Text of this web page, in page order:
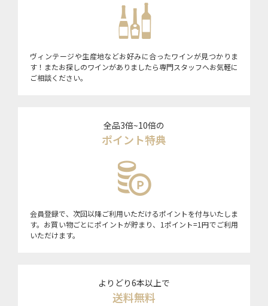
ヴィンテージや生産地などお好みに合ったワインが見つかりま
す！またお探しのワインがありましたら専門スタッフへお気軽に
ご相談ください。
全品3倍~10倍の
ポイント特典
会員登録で、次回以降ご利用いただけるポイントを付与いたしま
す。お買い物ごとにポイントが貯まり、1ポイント=1円でご利用
いただけます。
よりどり6本以上で
送料無料